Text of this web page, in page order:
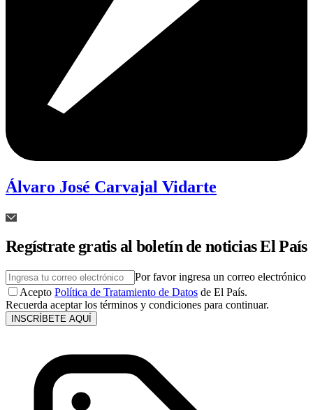
Álvaro José Carvajal Vidarte
Regístrate gratis al boletín de noticias El País
Por favor ingresa un correo electrónico
Acepto Política de Tratamiento de Datos de El País.
Recuerda aceptar los términos y condiciones para continuar.
INSCRÍBETE AQUÍ